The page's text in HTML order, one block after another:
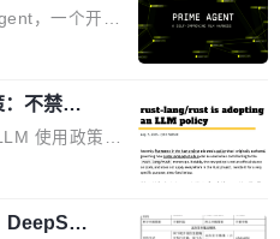
能硬件产业
资深技术顾
适配、芯片适
评及统一互联
帮助企业进一
从检测到完全
年 8 月的第六
务相关。 Git
出了一组数
。现在，每周
GitHub...
超越人类
，一个开源
围绕两个抽
RLM）和 C
基准测试
达到了 95.
报告的人类专
agent 包装
多数 coding
不禁
写的
使用政策，
码贡献。这不
个团队采纳，
辅助贡献最
DeepSe